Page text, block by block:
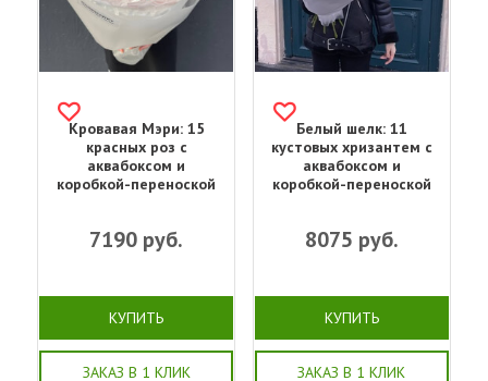
Кровавая Мэри: 15
красных роз с
аквабоксом и
коробкой-переноской
7190 руб.
КУПИТЬ
ЗАКАЗ В 1 КЛИК
Белый шелк: 11
кустовых хризантем с
аквабоксом и
коробкой-переноской
8075 руб.
КУПИТЬ
ЗАКАЗ В 1 КЛИК